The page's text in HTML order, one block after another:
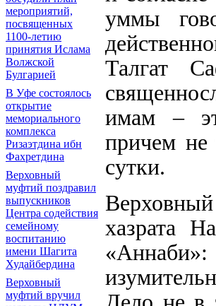
мероприятий,
посвященных
1100-летию
принятия Ислама
Волжской
Булгарией
В Уфе состоялось
открытие
мемориального
комплекса
Ризаэтдина ибн
Фахретдина
Верховный
муфтий поздравил
выпускников
Центра содействия
семейному
воспитанию
имени Шагита
Худайбердина
Верховный
муфтий вручил
уммы
Талгат
имам –
причем не
сутки.
хазрата